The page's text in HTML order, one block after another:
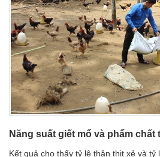
Năng suất giết mổ và phẩm chất
Kết quả cho thấy tỷ lệ thân thịt xẻ và